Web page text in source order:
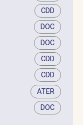
CDD
DOC
DOC
CDD
CDD
ATER
DOC